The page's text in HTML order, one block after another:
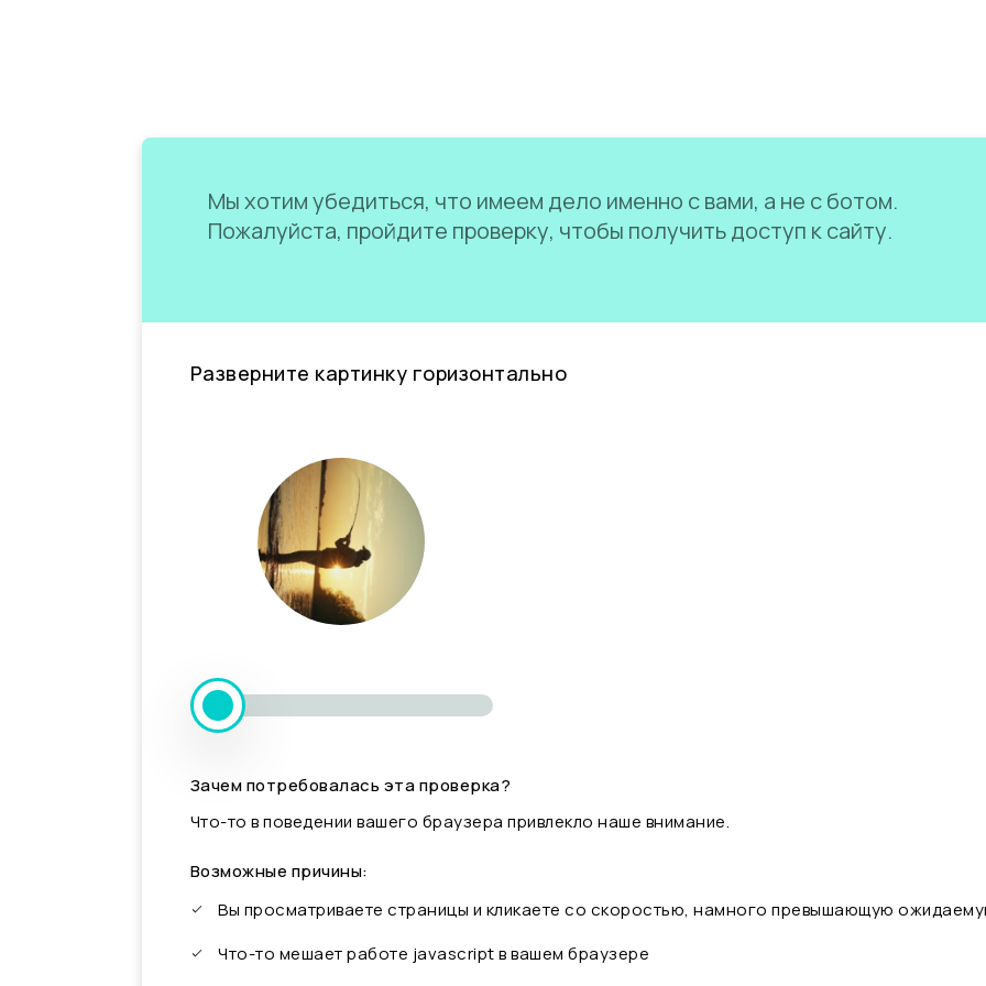
Мы хотим убедиться, что имеем дело именно с вами, а не с ботом.
Пожалуйста, пройдите проверку, чтобы получить доступ к сайту.
Разверните картинку горизонтально
Зачем потребовалась эта проверка?
Что-то в поведении вашего браузера привлекло наше внимание.
Возможные причины:
Вы просматриваете страницы и кликаете со скоростью, намного превышающую
Что-то мешает работе javascript в вашем браузере